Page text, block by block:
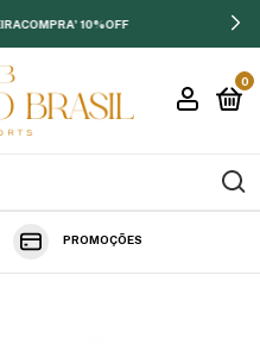
10%OFF
0
PROMOÇÕES